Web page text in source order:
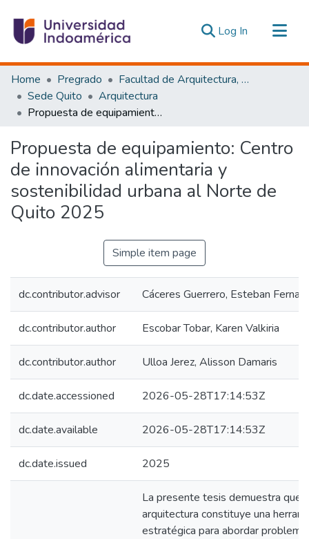
Log In (current)
Communities & Collections
All of DSpace
Statistics
Home Pregrado
Facultad de Arquitectura, Artes y Diseño
Sede Quito
Arquitectura
Propuesta de equipamiento: Centro de innovación alimentaria y sostenibilidad urbana al Norte de Quito 2025
Propuesta de equipamiento: Centro
de innovación alimentaria y
sostenibilidad urbana al Norte de
Quito 2025
Simple item page
dc.contributor.advisor Cáceres Guerrero, Esteban
dc.contributor.author Escobar Tobar, Karen Valkiria
dc.contributor.author Ulloa Jerez, Alisson Damaris
dc.date.accessioned 2026-05-28T17:14:53Z
dc.date.available 2026-05-28T17:14:53Z
dc.date.issued 2025
La presente tesis demuestra que
arquitectura constituye una
estratégica para abordar